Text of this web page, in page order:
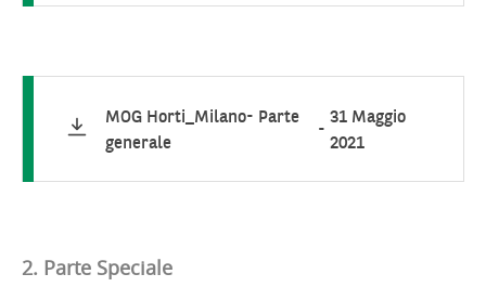
MOG Horti_Milano- Parte
generale
-
31 Maggio
2021
2. Parte Speciale